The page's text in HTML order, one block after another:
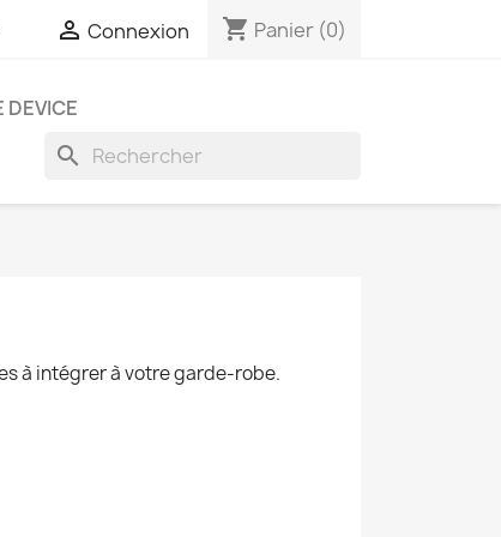
 Connexion shopping_cart Panier (0)
DEVICE
search
à intégrer à votre garde-robe.